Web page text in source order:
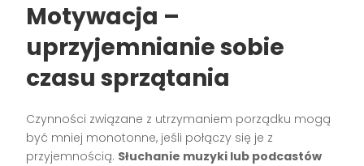
Motywacja –
uprzyjemnianie sobie
czasu sprzątania
Czynności związane z utrzymaniem porządku mogą
być mniej monotonne, jeśli połączy się je z
przyjemnością. Słuchanie muzyki lub podcastów